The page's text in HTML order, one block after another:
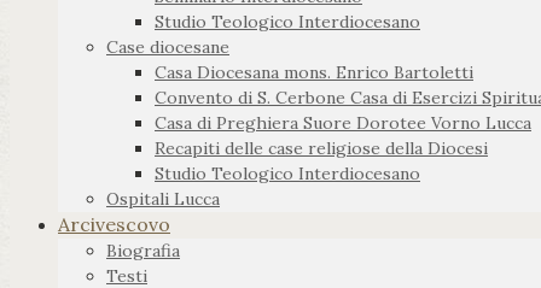
Studio Teologico Interdiocesano
Case diocesane
Casa Diocesana mons. Enrico Bartoletti
Convento di S. Cerbone Casa di Esercizi
Casa di Preghiera Suore Dorotee Vorno Lucca
Recapiti delle case religiose della Diocesi
Studio Teologico Interdiocesano
Ospitali Lucca
Arcivescovo
Biografia
Testi